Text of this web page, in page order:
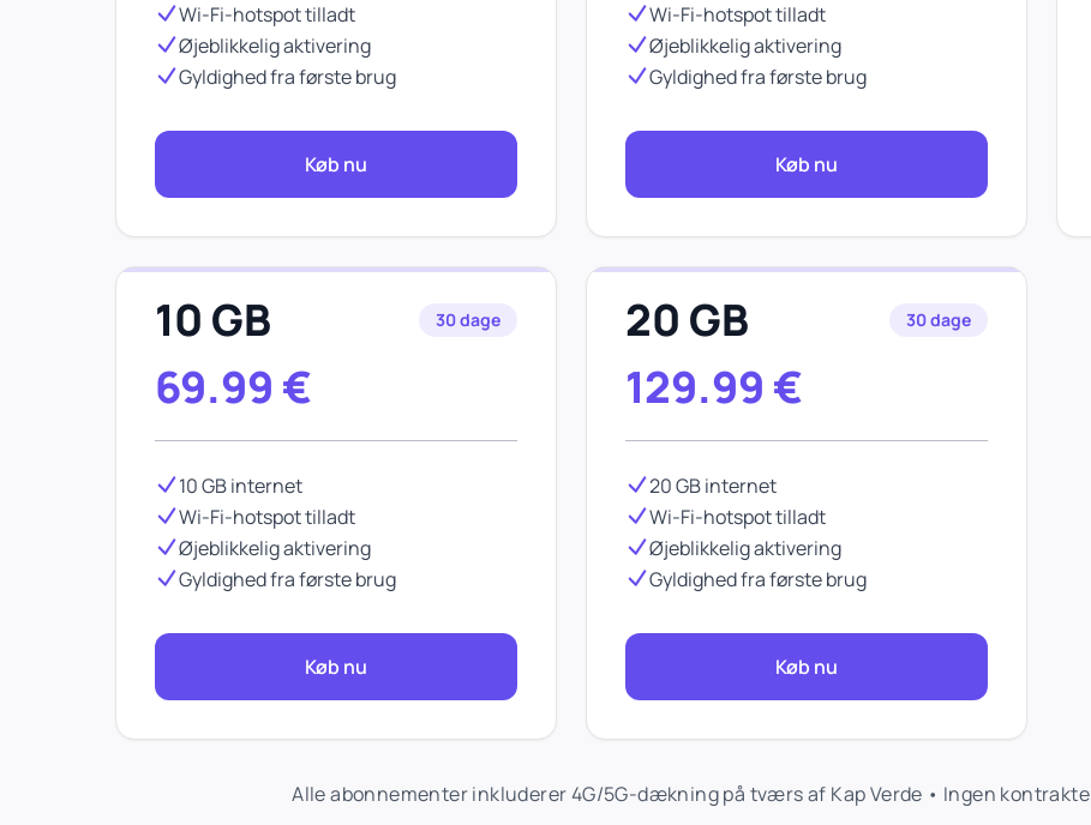
Wi-Fi-hotspot tilladt
Øjeblikkelig aktivering
Gyldighed fra første brug
Køb nu
Wi-Fi-hotspot tilladt
Øjeblikkelig aktivering
Gyldighed fra første brug
Køb nu
10 GB 30 dage
69.99 €
10 GB internet
Wi-Fi-hotspot tilladt
Øjeblikkelig aktivering
Gyldighed fra første brug
Køb nu
20 GB 30 dage
129.99 €
20 GB internet
Wi-Fi-hotspot tilladt
Øjeblikkelig aktivering
Gyldighed fra første brug
Køb nu
Alle abonnementer inkluderer 4G/5G-dækning på tværs af Kap Verde • Ingen